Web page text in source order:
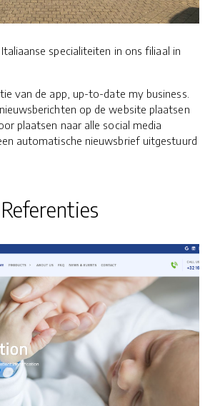
specialiteiten in ons filiaal in
van de app, up-to-date my business.
op de website plaatsen
plaatsen naar alle social media
automatische nieuwsbrief uitgestuurd
Referenties